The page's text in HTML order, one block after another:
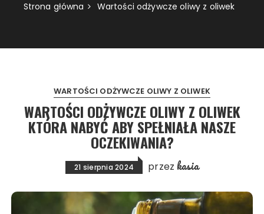
Strona główna Wartości odżywcze oliwy z oliwek
WARTOŚCI ODŻYWCZE OLIWY Z OLIWEK
WARTOŚCI ODŻYWCZE OLIWY Z OLIWEK
KTÓRA NABYĆ ABY SPEŁNIAŁA NASZE
OCZEKIWANIA?
21 sierpnia 2024 przez kasia